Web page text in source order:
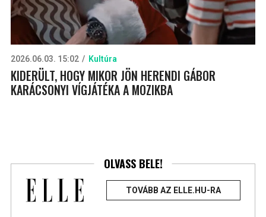
2026.06.03. 15:02 Kultúra
KIDERÜLT, HOGY MIKOR JÖN HERENDI GÁBOR
KARÁCSONYI VÍGJÁTÉKA A MOZIKBA
OLVASS BELE!
TOVÁBB AZ ELLE.HU-RA